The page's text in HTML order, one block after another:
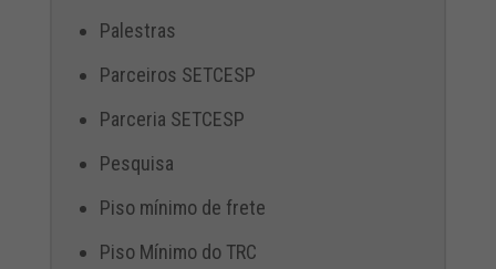
Palestras
Parceiros SETCESP
Parceria SETCESP
Pesquisa
Piso mínimo de frete
Piso Mínimo do TRC